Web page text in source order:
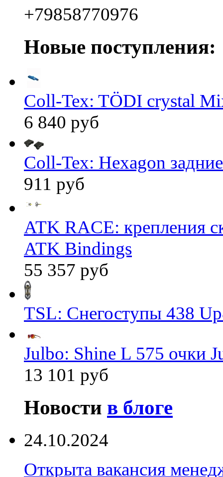
+79858770976
Новые поступления:
Coll-Tex: TÖDI crystal
6 840 руб
Coll-Tex: Hexagon
911 руб
ATK RACE: крепления
ATK Bindings
55 357 руб
TSL: Снегоступы 438
Julbo: Shine L 575 очки
13 101 руб
Новости в блоге
24.10.2024
Открыта вакансия